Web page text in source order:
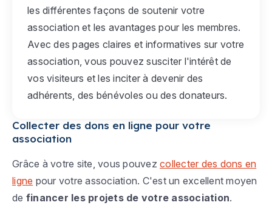
les différentes façons de soutenir votre
association et les avantages pour les membres.
Avec des pages claires et informatives sur votre
association, vous pouvez susciter l'intérêt de
vos visiteurs et les inciter à devenir des
adhérents, des bénévoles ou des donateurs.
Collecter des dons en ligne pour votre
association
Grâce à votre site, vous pouvez collecter des dons en
ligne pour votre association. C'est un excellent moyen
de financer les projets de votre association.